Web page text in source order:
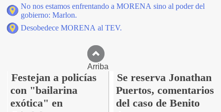
No nos estamos enfrentando a MORENA sino al poder del
gobierno: Marlon.
Desobedece MORENA al TEV.
Arriba
Festejan a policías
con "bailarina
exótica" en
Se reserva Jonathan
Puertos, comentarios
del caso de Benito